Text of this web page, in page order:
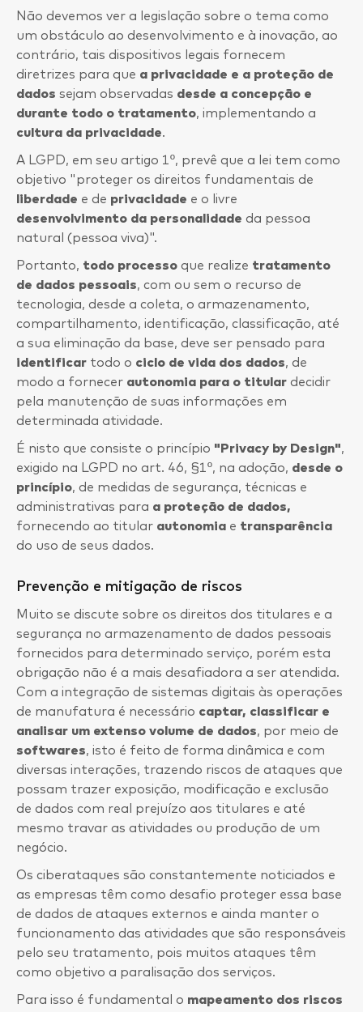
Não devemos ver a legislação sobre o tema como
um obstáculo ao desenvolvimento e à inovação, ao
contrário, tais dispositivos legais fornecem
diretrizes para que a privacidade e a proteção de
dados sejam observadas desde a concepção e
durante todo o tratamento, implementando a
cultura da privacidade.
A LGPD, em seu artigo 1º, prevê que a lei tem como
objetivo "proteger os direitos fundamentais de
liberdade e de privacidade e o livre
desenvolvimento da personalidade da pessoa
natural (pessoa viva)".
Portanto, todo processo que realize tratamento
de dados pessoais, com ou sem o recurso de
tecnologia, desde a coleta, o armazenamento,
compartilhamento, identificação, classificação, até
a sua eliminação da base, deve ser pensado para
identificar todo o ciclo de vida dos dados, de
modo a fornecer autonomia para o titular decidir
pela manutenção de suas informações em
determinada atividade.
É nisto que consiste o princípio "Privacy by Design",
exigido na LGPD no art. 46, §1º, na adoção, desde o
princípio, de medidas de segurança, técnicas e
administrativas para a proteção de dados,
fornecendo ao titular autonomia e transparência
do uso de seus dados.
Prevenção e mitigação de riscos
Muito se discute sobre os direitos dos titulares e a
segurança no armazenamento de dados pessoais
fornecidos para determinado serviço, porém esta
obrigação não é a mais desafiadora a ser atendida.
Com a integração de sistemas digitais às operações
de manufatura é necessário captar, classificar e
analisar um extenso volume de dados, por meio de
softwares, isto é feito de forma dinâmica e com
diversas interações, trazendo riscos de ataques que
possam trazer exposição, modificação e exclusão
de dados com real prejuízo aos titulares e até
mesmo travar as atividades ou produção de um
negócio.
Os ciberataques são constantemente noticiados e
as empresas têm como desafio proteger essa base
de dados de ataques externos e ainda manter o
funcionamento das atividades que são responsáveis
pelo seu tratamento, pois muitos ataques têm
como objetivo a paralisação dos serviços.
Para isso é fundamental o mapeamento dos riscos